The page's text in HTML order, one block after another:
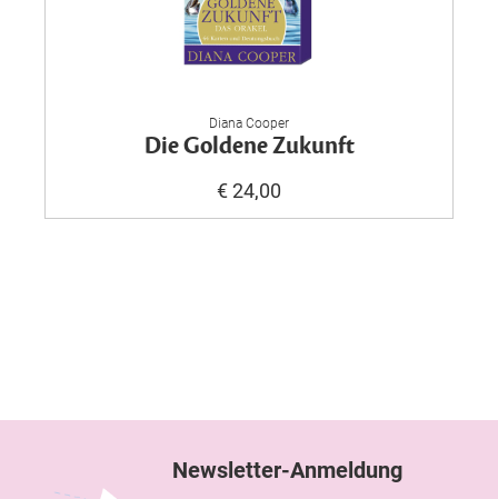
Diana Cooper
Die Goldene Zukunft
€ 24,00
Newsletter-Anmeldung